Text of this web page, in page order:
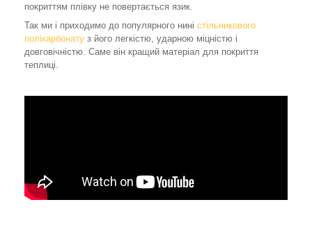
покриттям плівку не повертається язик.
Так ми і приходимо до популярного нині стільникового
полікарбонату з його легкістю, ударною міцністю і
довговічністю. Саме він кращий матеріал для покриття
теплиці.